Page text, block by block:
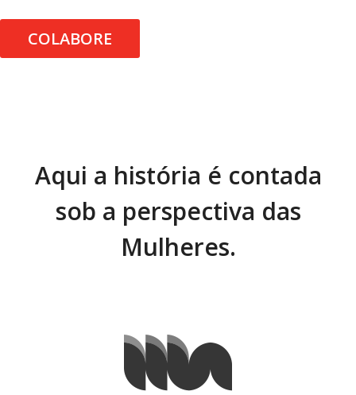
COLABORE
Aqui a história é contada
sob a perspectiva das
Mulheres.